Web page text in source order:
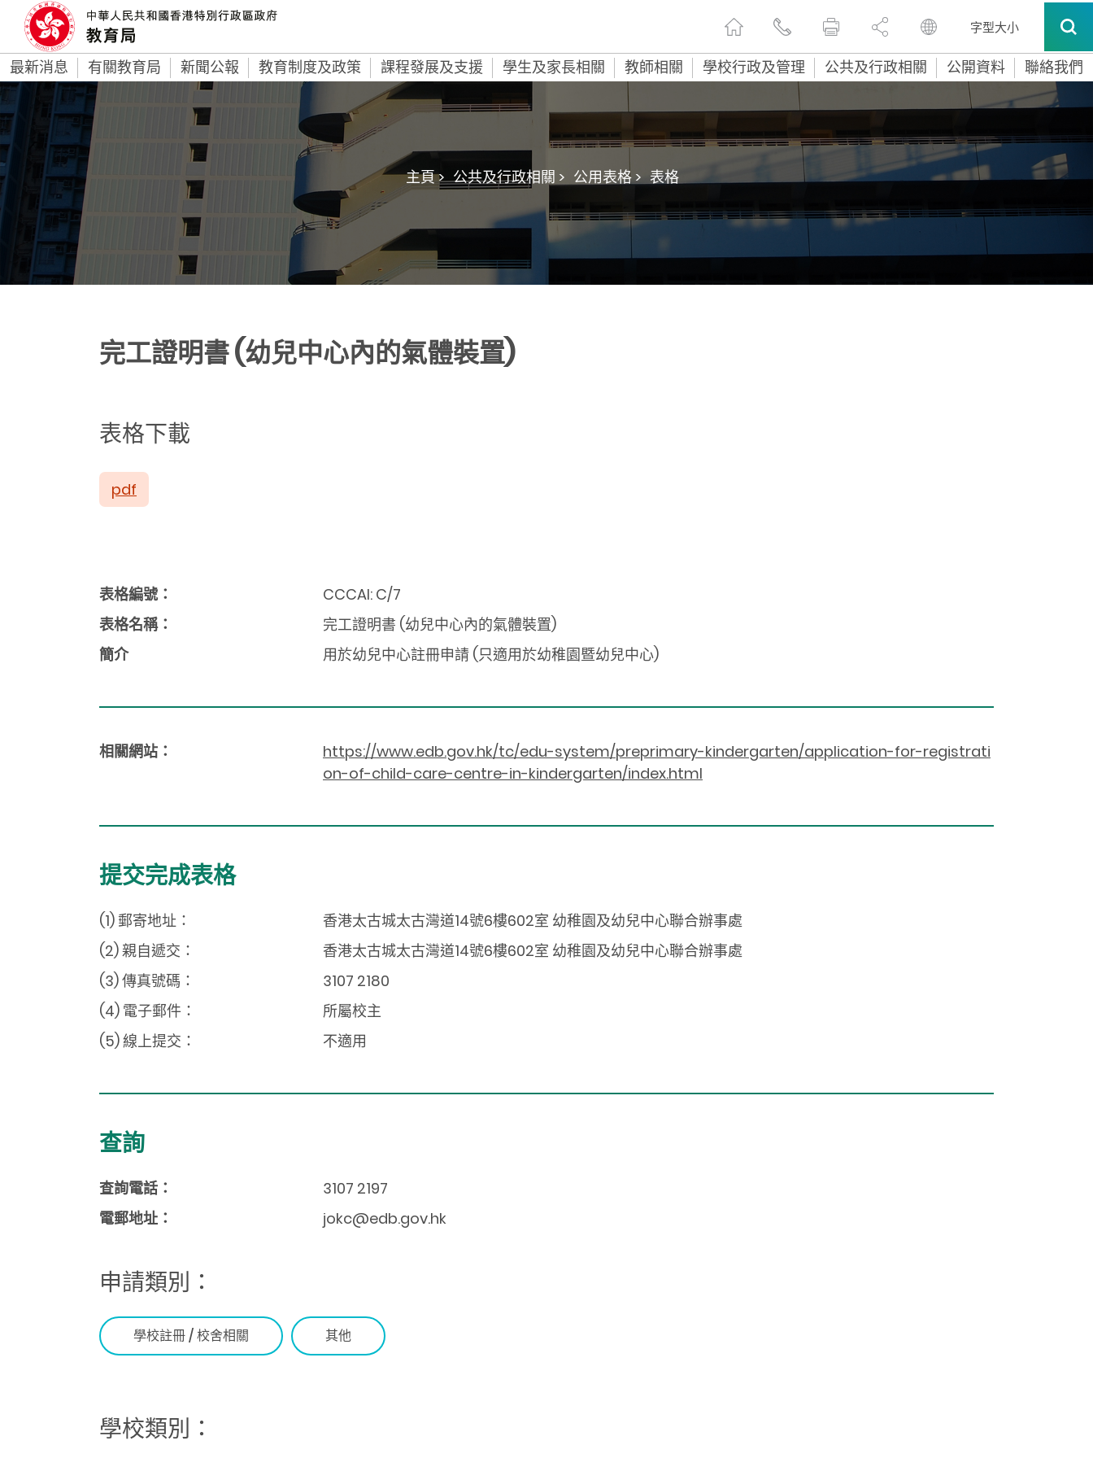
字型大小
最新消息 有關教育局 新聞公報 教育制度及政策 課程發展及支援 學生及家長相關 教師相關 學校行政及管理 公共及行政相關 公開資料 聯絡我們
主頁 > 公共及行政相關 > 公用表格 > 表格
完工證明書 (幼兒中心內的氣體裝置)
表格下載
pdf
表格編號：
CCCAI: C/7
表格名稱：
完工證明書 (幼兒中心內的氣體裝置)
簡介
用於幼兒中心註冊申請 (只適用於幼稚園暨幼兒中心)
相關網站：
https://www.edb.gov.hk/tc/edu-system/preprimary-kindergarten/application-for-registrati
on-of-child-care-centre-in-kindergarten/index.html
提交完成表格
(1) 郵寄地址：
香港太古城太古灣道14號6樓602室 幼稚園及幼兒中心聯合辦事處
(2) 親自遞交：
香港太古城太古灣道14號6樓602室 幼稚園及幼兒中心聯合辦事處
(3) 傳真號碼：
3107 2180
(4) 電子郵件：
所屬校主
(5) 線上提交：
不適用
查詢
查詢電話：
3107 2197
電郵地址：
jokc@edb.gov.hk
申請類別：
學校註冊 / 校舍相關 其他
學校類別：